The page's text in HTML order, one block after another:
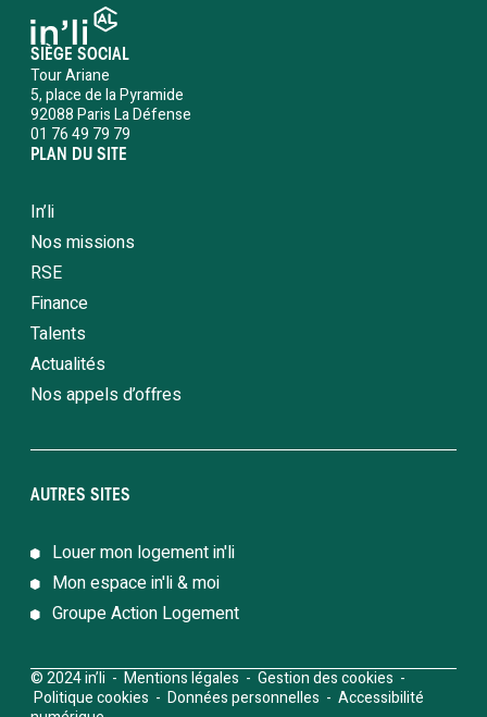
SIÈGE SOCIAL
Tour Ariane
5, place de la Pyramide
92088 Paris La Défense
01 76 49 79 79
PLAN DU SITE
In’li
Nos missions
RSE
Finance
Talents
Actualités
Nos appels d’offres
AUTRES SITES
Louer mon logement in'li
Mon espace in'li & moi
Groupe Action Logement
© 2024 in’li - Mentions légales - Gestion des cookies -
Politique cookies - Données personnelles - Accessibilité